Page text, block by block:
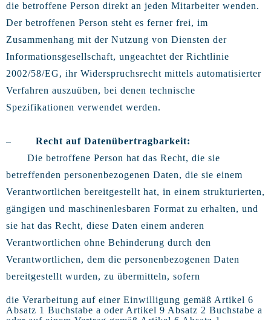
die betroffene Person direkt an jeden Mitarbeiter wenden.
Der betroffenen Person steht es ferner frei, im
Zusammenhang mit der Nutzung von Diensten der
Informationsgesellschaft, ungeachtet der Richtlinie
2002/58/EG, ihr Widerspruchsrecht mittels automatisierter
Verfahren auszuüben, bei denen technische
Spezifikationen verwendet werden.
– Recht auf Datenübertragbarkeit:
Die betroffene Person hat das Recht, die sie
betreffenden personenbezogenen Daten, die sie einem
Verantwortlichen bereitgestellt hat, in einem strukturierten,
gängigen und maschinenlesbaren Format zu erhalten, und
sie hat das Recht, diese Daten einem anderen
Verantwortlichen ohne Behinderung durch den
Verantwortlichen, dem die personenbezogenen Daten
bereitgestellt wurden, zu übermitteln, sofern
die Verarbeitung auf einer Einwilligung gemäß Artikel 6
Absatz 1 Buchstabe a oder Artikel 9 Absatz 2 Buchstabe a